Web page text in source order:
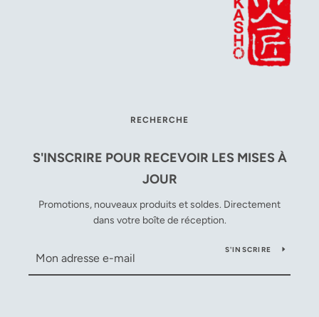
RECHERCHE
S'INSCRIRE POUR RECEVOIR LES MISES À
JOUR
Promotions, nouveaux produits et soldes. Directement
dans votre boîte de réception.
S'INSCRIRE